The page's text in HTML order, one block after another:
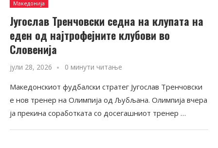
Македонија
Југослав Тренчовски седна на клупата на
еден од најтрофејните клубови во
Словенија
јули 28, 2026 0 минути читање
Македонскиот фудбалски стратег Југослав Тренчовски
е нов тренер на Олимпија од Љубљана. Олимпија вчера
ја прекина соработката со досегашниот тренер …